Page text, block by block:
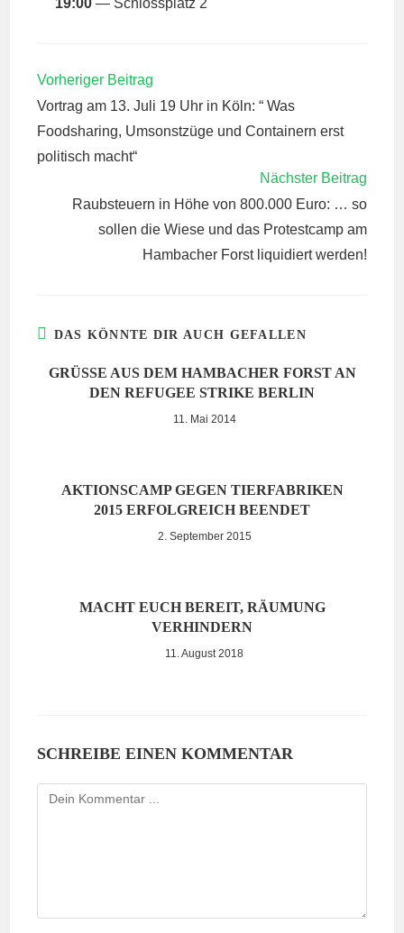
19:00— Schlossplatz 2
WEITERE
ANSEHEN
Vorheriger Beitrag
Vortrag am 13. Juli 19 Uhr in Köln: “ Was
Foodsharing, Umsonstzüge und Containern erst
politisch macht“
Nächster Beitrag
Raubsteuern in Höhe von 800.000 Euro: … so
sollen die Wiese und das Protestcamp am
Hambacher Forst liquidiert werden!
DAS KÖNNTE DIR AUCH GEFALLEN
GRÜSSE AUS DEM HAMBACHER FORST AN D
EN REFUGEE STRIKE BERLIN
11. Mai 2014
AKTIONSCAMP GEGEN TIERFABRIKEN
2015 ERFOLGREICH BEENDET
2. September 2015
MACHT EUCH BEREIT, RÄUMUNG
VERHINDERN
11. August 2018
SCHREIBE EINEN KOMMENTAR
Kommentieren